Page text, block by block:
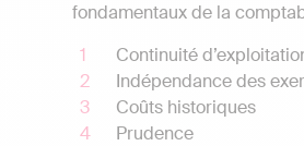
fondamentaux de la
Continuité
Indépendance des
Coûts historiques
Prudence